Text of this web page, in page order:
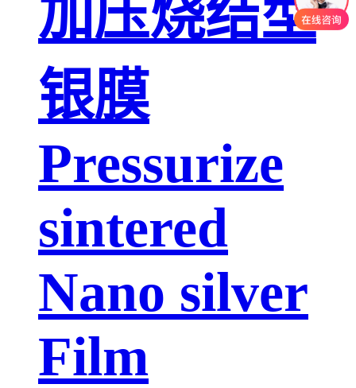
加压烧结型
银膜
Pressurize
sintered
Nano silver
Film